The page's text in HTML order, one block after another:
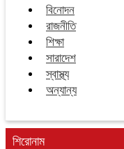
বিনোদন
রাজনীতি
শিক্ষা
সারাদেশ
স্বাস্থ্য
অন্যান্য
শিরোনাম